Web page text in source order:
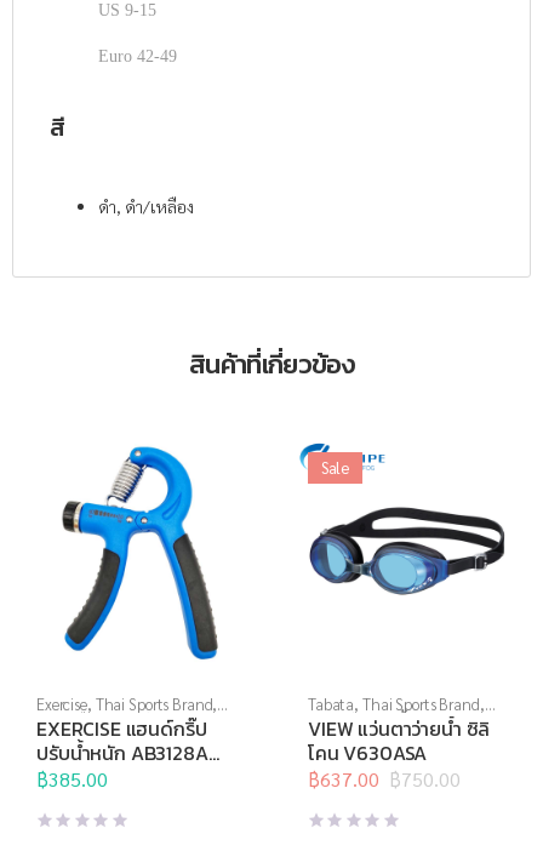
US 9-15
Euro 42-49
สี
ดำ, ดำ/เหลือง
สินค้าที่เกี่ยวข้อง
Exercise, Thai Sports Brand,
บริหารมือ,อุปกรณ์บริหารกาย
อุปกรณ์เพื่อสุขภาพ
EXERCISE แฮนด์กริ๊ป
ปรับน้ำหนัก AB3128A
10-40 กก.
฿385.00
Sale
Tabata, Thai Sports Brand,
View,กีฬาทางน้ำ,แว่นตาว่าย
น้ำ,แว่นตาว่ายน้ำทั่วไป
VIEW แว่นตาว่ายน้ำ ซิลิ
โคน V630ASA
฿750.00
Original
price
was:
฿637.00
Current
price
is: